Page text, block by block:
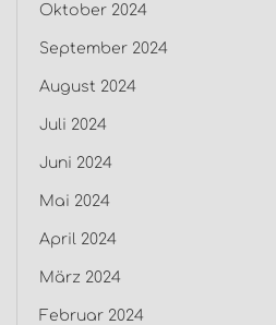
Oktober 2024
September 2024
August 2024
Juli 2024
Juni 2024
Mai 2024
April 2024
März 2024
Februar 2024